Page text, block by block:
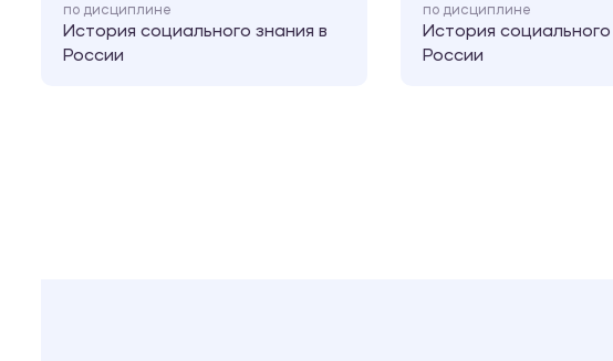
по дисциплине
История социального знания в
России
по дисциплине
История социального
России